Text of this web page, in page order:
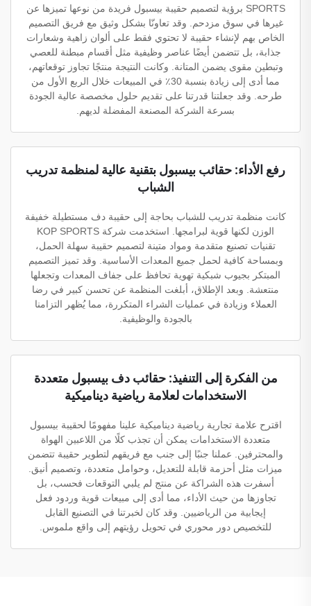
SPORTS برؤية لتصميم حقيبة بيسبول فريدة من نوعها تميزها عن
غيرها في سوق مزدحم. وقد تعاونّا بشكل وثيق مع فريق التصميم
الخاص بهم لإنشاء حقيبة لا تحتوي فقط على ألوان زاهية وشعارات
جذابة، بل تتضمن أيضًا عناصر وظيفية مثل أقسام مبطنة للعصي
وتبطين مقوى يضمن المتانة. وكانت النتيجة منتجًا تجاوز توقعاتهم،
مما أدى إلى زيادة بنسبة 30٪ في المبيعات خلال الربع الأول من
طرحه. وقد جعلتنا قدرتنا على تقديم حلول مخصصة عالية الجودة
بسرعة الشركة المصنعة المفضلة لديهم.
رفع الأداء: حقائب بيسبول بتقنية عالية لمنظمة تدريب
الشباب
كانت منظمة تدريب للشباب بحاجة إلى حقيبة دف مستطيلة خفيفة
الوزن لكنها قوية لبرامجها. استخدمت شركة KOP SPORTS
تقنيات تصنيع متقدمة ومواد متينة لتصميم حقيبة سهلة الحمل،
وبمساحة كافية لحمل جميع المعدات الأساسية. وقد تميز التصميم
المبتكر بجيوب شبكية تهوية تحافظ على جفاف المعدات وتجعلها
منتعشة. وبعد الإطلاق، أبلغت المنظمة عن تحسن كبير في رضا
العملاء وزيادة في عمليات الشراء المتكررة، مما يُظهر التزامنا
بالجودة والوظيفية.
من الفكرة إلى التنفيذ: حقائب دف بيسبول متعددة
الاستخدامات لعلامة رياضية ديناميكية
اقترح علامة تجارية رياضية ديناميكية علينا مفهومًا لحقيبة بيسبول
متعددة الاستخدامات يمكن أن تجذب كلًا من اللاعبين الهواة
والمحترفين. عملنا جنبًا إلى جنب مع فريقهم لتطوير حقيبة تتضمن
ميزات مثل أحزمة قابلة للتعديل، وحوامل متعددة، وتصميم أنيق.
أسفرت هذه الشراكة عن منتج لم يلبي التوقعات فحسب، بل
تجاوزها من حيث الأداء، مما أدى إلى مبيعات قوية وردود فعل
إيجابية من الرياضيين. وقد كان لخبرتنا في التصنيع القابل
للتخصيص دور محوري في تحويل رؤيتهم إلى واقع ملموس.